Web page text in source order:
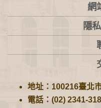
網
隱
地址：100216臺北
電話：(02) 2341-